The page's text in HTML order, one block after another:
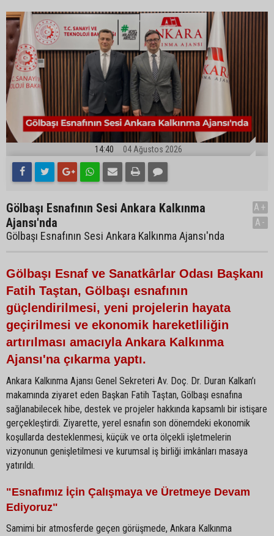
14:40 04 Ağustos 2026
Gölbaşı Esnafının Sesi Ankara Kalkınma
Ajansı'nda
Gölbaşı Esnafının Sesi Ankara Kalkınma Ajansı'nda
A+
A-
Gölbaşı Esnaf ve Sanatkârlar Odası Başkanı
Fatih Taştan, Gölbaşı esnafının
güçlendirilmesi, yeni projelerin hayata
geçirilmesi ve ekonomik hareketliliğin
artırılması amacıyla Ankara Kalkınma
Ajansı'na çıkarma yaptı.
Ankara Kalkınma Ajansı Genel Sekreteri Av. Doç. Dr. Duran Kalkan’ı
makamında ziyaret eden Başkan Fatih Taştan, Gölbaşı esnafına
sağlanabilecek hibe, destek ve projeler hakkında kapsamlı bir istişare
gerçekleştirdi. Ziyarette, yerel esnafın son dönemdeki ekonomik
koşullarda desteklenmesi, küçük ve orta ölçekli işletmelerin
vizyonunun genişletilmesi ve kurumsal iş birliği imkânları masaya
yatırıldı.
"Esnafımız İçin Çalışmaya ve Üretmeye Devam
Ediyoruz"
Samimi bir atmosferde geçen görüşmede, Ankara Kalkınma